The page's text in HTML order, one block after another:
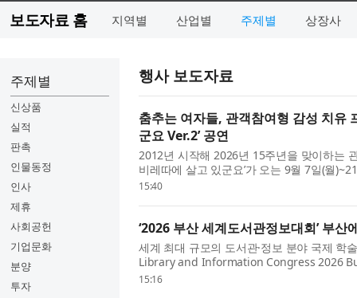
보도자료 홈 지역별 산업별 주제별 상장사
주제별
신상품
실적
판촉
인물동정
인사
제휴
사회공헌
기업문화
분양
투자
행사 보도자료
춤추는 여자들, 관객참여형 감성 치유
군요 Ver.2’ 공연
2012년 시작해 2026년 15주년을 맞이하는
비레따에 살고 있군요’가 오는 9월 7일(월
금 바비레따에 살고 있군요 Ver.2’로 ...
15:40
‘2026 부산 세계도서관정보대회’ 부산
세계 최대 규모의 도서관·정보 분야 국제 학
Library and Information Congress 2026
(BEXCO)에서 성대한 막을 올렸다. 전 세계
15:16